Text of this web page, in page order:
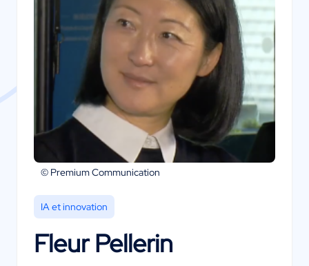
© Premium Communication
IA et innovation
Fleur Pellerin